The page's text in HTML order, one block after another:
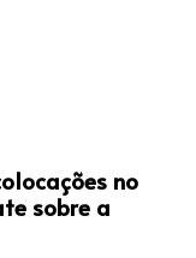
no
sobre a